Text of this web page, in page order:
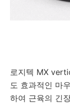
로지텍 MX
도 효과적인 마
하여 근육의 긴